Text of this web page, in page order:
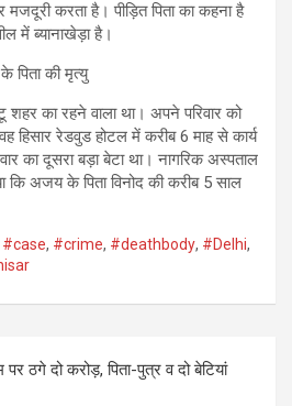
करता है। पीड़ित पिता का कहना है
में ब्यानाखेड़ा है।
पिता की मृत्यु
का रहने वाला था। अपने परिवार को
हिसार रेडवुड होटल में करीब 6 माह से कार्य
का दूसरा बड़ा बेटा था। नागरिक अस्पताल
अजय के पिता विनोद की करीब 5 साल
#case, #crime, #deathbody, #Delhi,
ठगे दो करोड़, पिता-पुत्र व दो बेटियां